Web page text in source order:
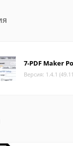
7-PDF Maker
Версия: 1.4.1